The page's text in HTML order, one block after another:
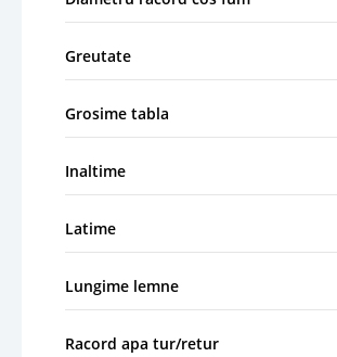
Greutate
Grosime tabla
Inaltime
Latime
Lungime lemne
Racord apa tur/retur